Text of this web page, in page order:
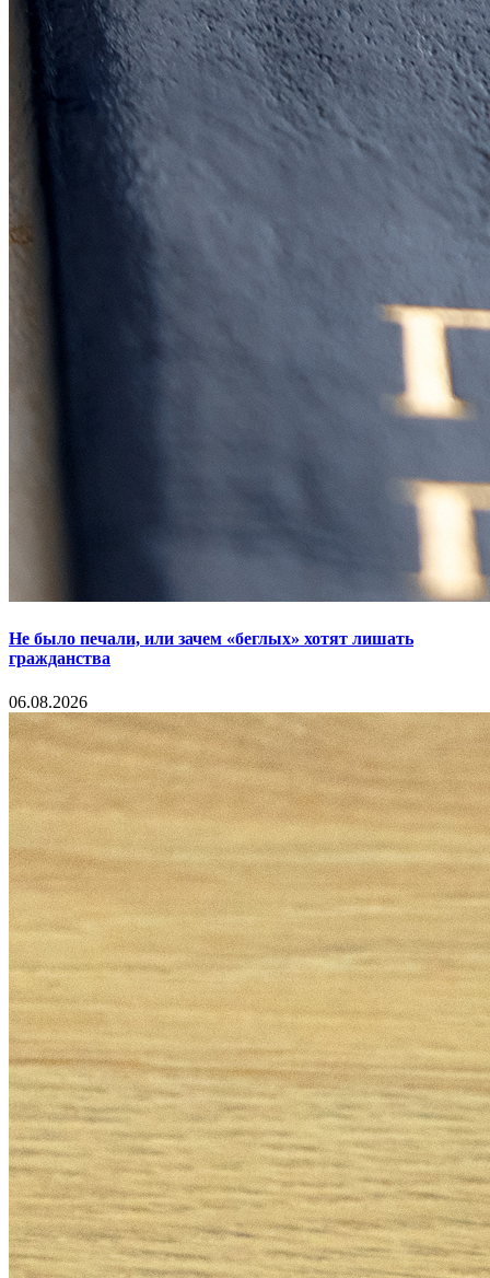
Не было печали, или зачем «беглых» хотят лишать
гражданства
06.08.2026